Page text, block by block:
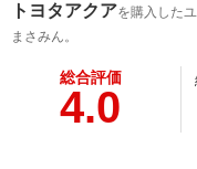
トヨタアクアを購入した
まさみん。
総合評価
4.0